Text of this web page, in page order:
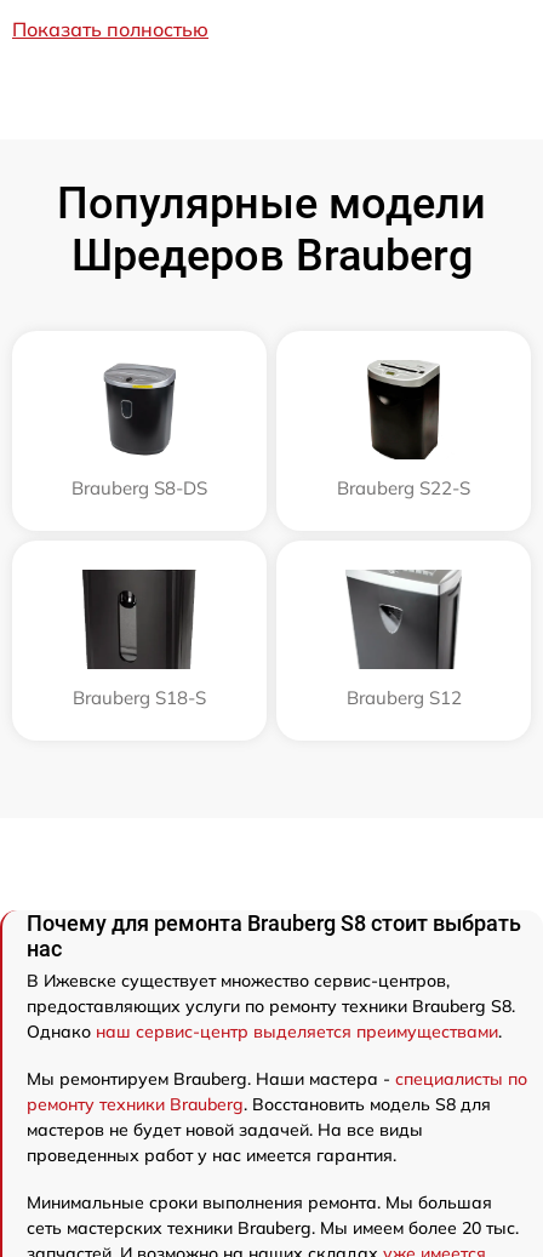
Показать полностью
Популярные модели
Шредеров Brauberg
Brauberg S8-DS Brauberg S22-S
Brauberg S18-S Brauberg S12
Почему для ремонта Brauberg S8 стоит выбрать
нас
В Ижевске существует множество сервис-центров,
предоставляющих услуги по ремонту техники Brauberg S8.
Однако наш сервис-центр выделяется преимуществами.
Мы ремонтируем Brauberg. Наши мастера - специалисты по
ремонту техники Brauberg. Восстановить модель S8 для
мастеров не будет новой задачей. На все виды
проведенных работ у нас имеется гарантия.
Минимальные сроки выполнения ремонта. Мы большая
сеть мастерских техники Brauberg. Мы имеем более 20 тыс.